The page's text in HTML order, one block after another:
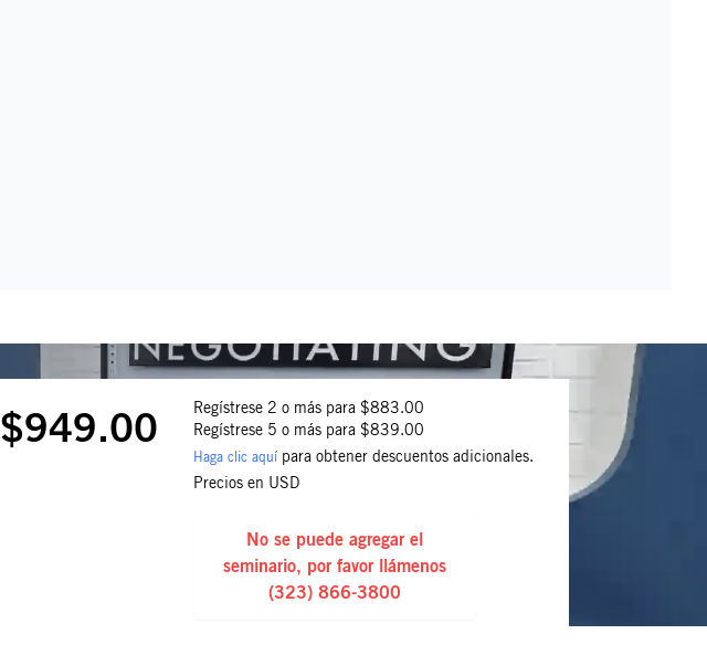
$949.00
Regístrese 2 o más para $883.00
Regístrese 5 o más para $839.00
Haga clic aquípara obtener descuentos adicionales.
Precios en USD
No se puede agregar el
seminario, por favor llámenos
(323) 866-3800